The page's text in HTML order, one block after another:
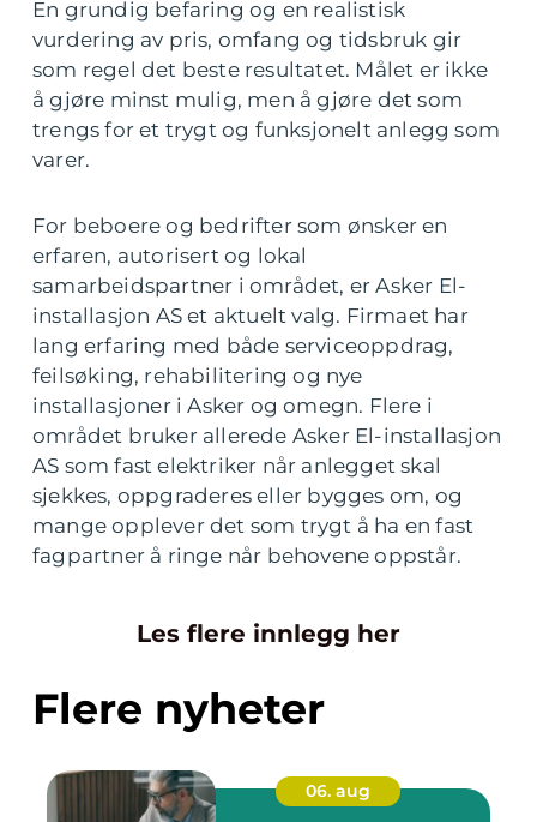
En grundig befaring og en realistisk
vurdering av pris, omfang og tidsbruk gir
som regel det beste resultatet. Målet er ikke
å gjøre minst mulig, men å gjøre det som
trengs for et trygt og funksjonelt anlegg som
varer.
For beboere og bedrifter som ønsker en
erfaren, autorisert og lokal
samarbeidspartner i området, er Asker El-
installasjon AS et aktuelt valg. Firmaet har
lang erfaring med både serviceoppdrag,
feilsøking, rehabilitering og nye
installasjoner i Asker og omegn. Flere i
området bruker allerede Asker El-installasjon
AS som fast elektriker når anlegget skal
sjekkes, oppgraderes eller bygges om, og
mange opplever det som trygt å ha en fast
fagpartner å ringe når behovene oppstår.
Les flere innlegg her
Flere nyheter
06. aug